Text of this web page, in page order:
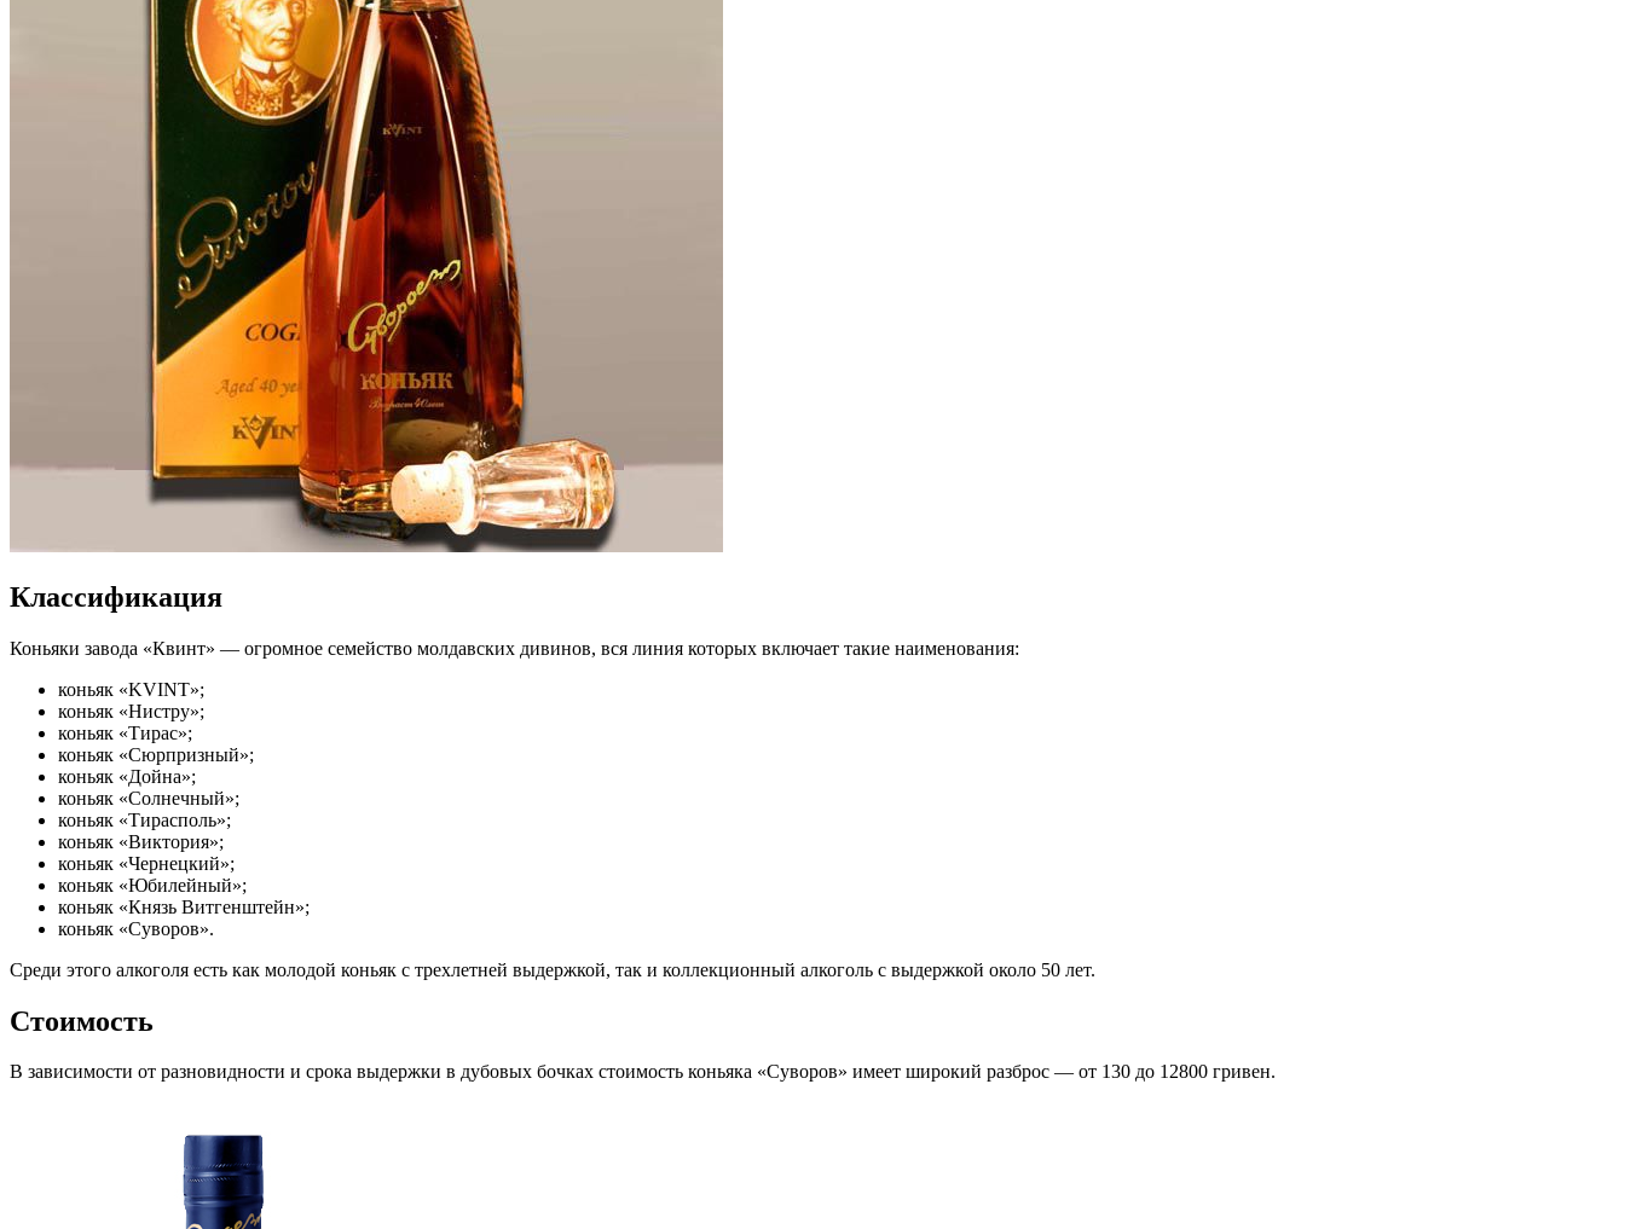
Классификация
Коньяки завода «Квинт» — огромное семейство молдавских дивинов, вся линия которых включает такие наименования:
коньяк «KVINT»;
коньяк «Нистру»;
коньяк «Тирас»;
коньяк «Сюрпризный»;
коньяк «Дойна»;
коньяк «Солнечный»;
коньяк «Тирасполь»;
коньяк «Виктория»;
коньяк «Чернецкий»;
коньяк «Юбилейный»;
коньяк «Князь Витгенштейн»;
коньяк «Суворов».
Среди этого алкоголя есть как молодой коньяк с трехлетней выдержкой, так и коллекционный алкоголь с выдержкой около 50 лет.
Стоимость
В зависимости от разновидности и срока выдержки в дубовых бочках стоимость коньяка «Суворов» имеет широкий разброс — от 130 до 12800 гривен.